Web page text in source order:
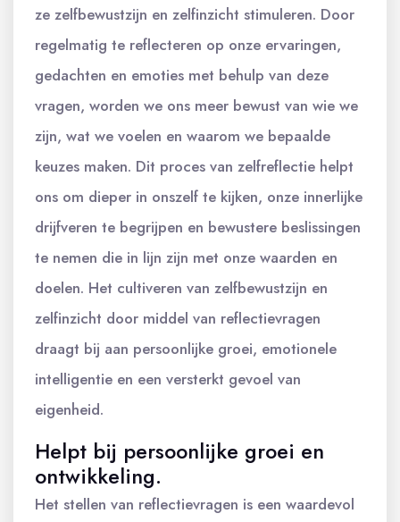
ze zelfbewustzijn en zelfinzicht stimuleren. Door
regelmatig te reflecteren op onze ervaringen,
gedachten en emoties met behulp van deze
vragen, worden we ons meer bewust van wie we
zijn, wat we voelen en waarom we bepaalde
keuzes maken. Dit proces van zelfreflectie helpt
ons om dieper in onszelf te kijken, onze innerlijke
drijfveren te begrijpen en bewustere beslissingen
te nemen die in lijn zijn met onze waarden en
doelen. Het cultiveren van zelfbewustzijn en
zelfinzicht door middel van reflectievragen
draagt bij aan persoonlijke groei, emotionele
intelligentie en een versterkt gevoel van
eigenheid.
Helpt bij persoonlijke groei en
ontwikkeling.
Het stellen van reflectievragen is een waardevol